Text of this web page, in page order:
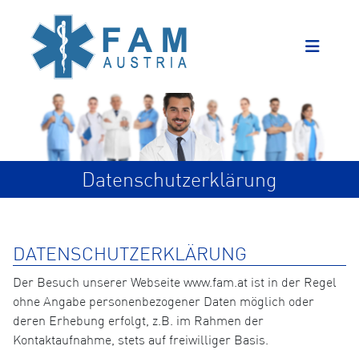
Datenschutzerklärung
DATENSCHUTZERKLÄRUNG
Der Besuch unserer Webseite www.fam.at ist in der Regel
ohne Angabe personenbezogener Daten möglich oder
deren Erhebung erfolgt, z.B. im Rahmen der
Kontaktaufnahme, stets auf freiwilliger Basis.